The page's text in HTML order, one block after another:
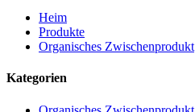
Heim
Produkte
Organisches Zwischenprodukt
Kategorien